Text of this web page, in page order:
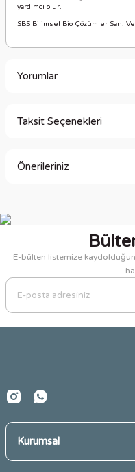
yardımcı olur.
SBS Bilimsel Bio Çözümler San.
Yorumlar
Taksit Seçenekleri
Önerileriniz
Görüş ve önerileriniz için
Ürün resmi kalitesiz,
Ürün açıklamasında
Ürün bilgilerinde hatalar
E-bülten listemize
Kurumsal